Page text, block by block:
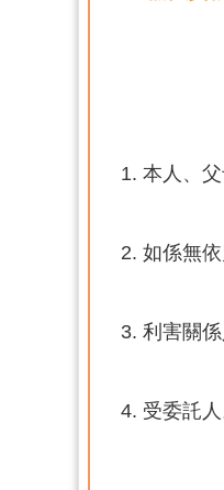
本人、
如係無
利害關
受委託人